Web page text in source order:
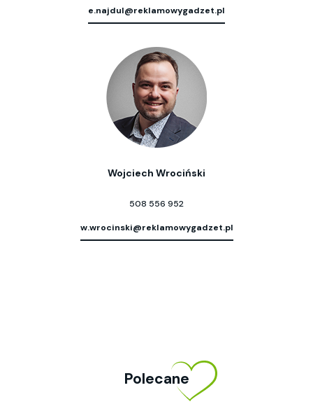
e.najdul@reklamowygadzet.pl
Wojciech Wrociński
508 556 952
w.wrocinski@reklamowygadzet.pl
Polecane